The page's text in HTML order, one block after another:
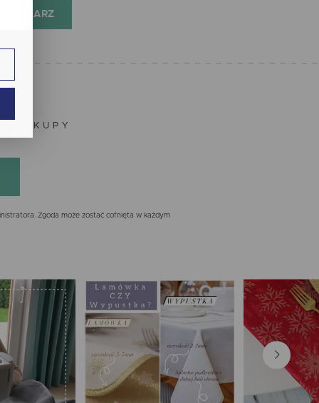
ZAKUPY
Zgoda może zostać cofnięta w każdym